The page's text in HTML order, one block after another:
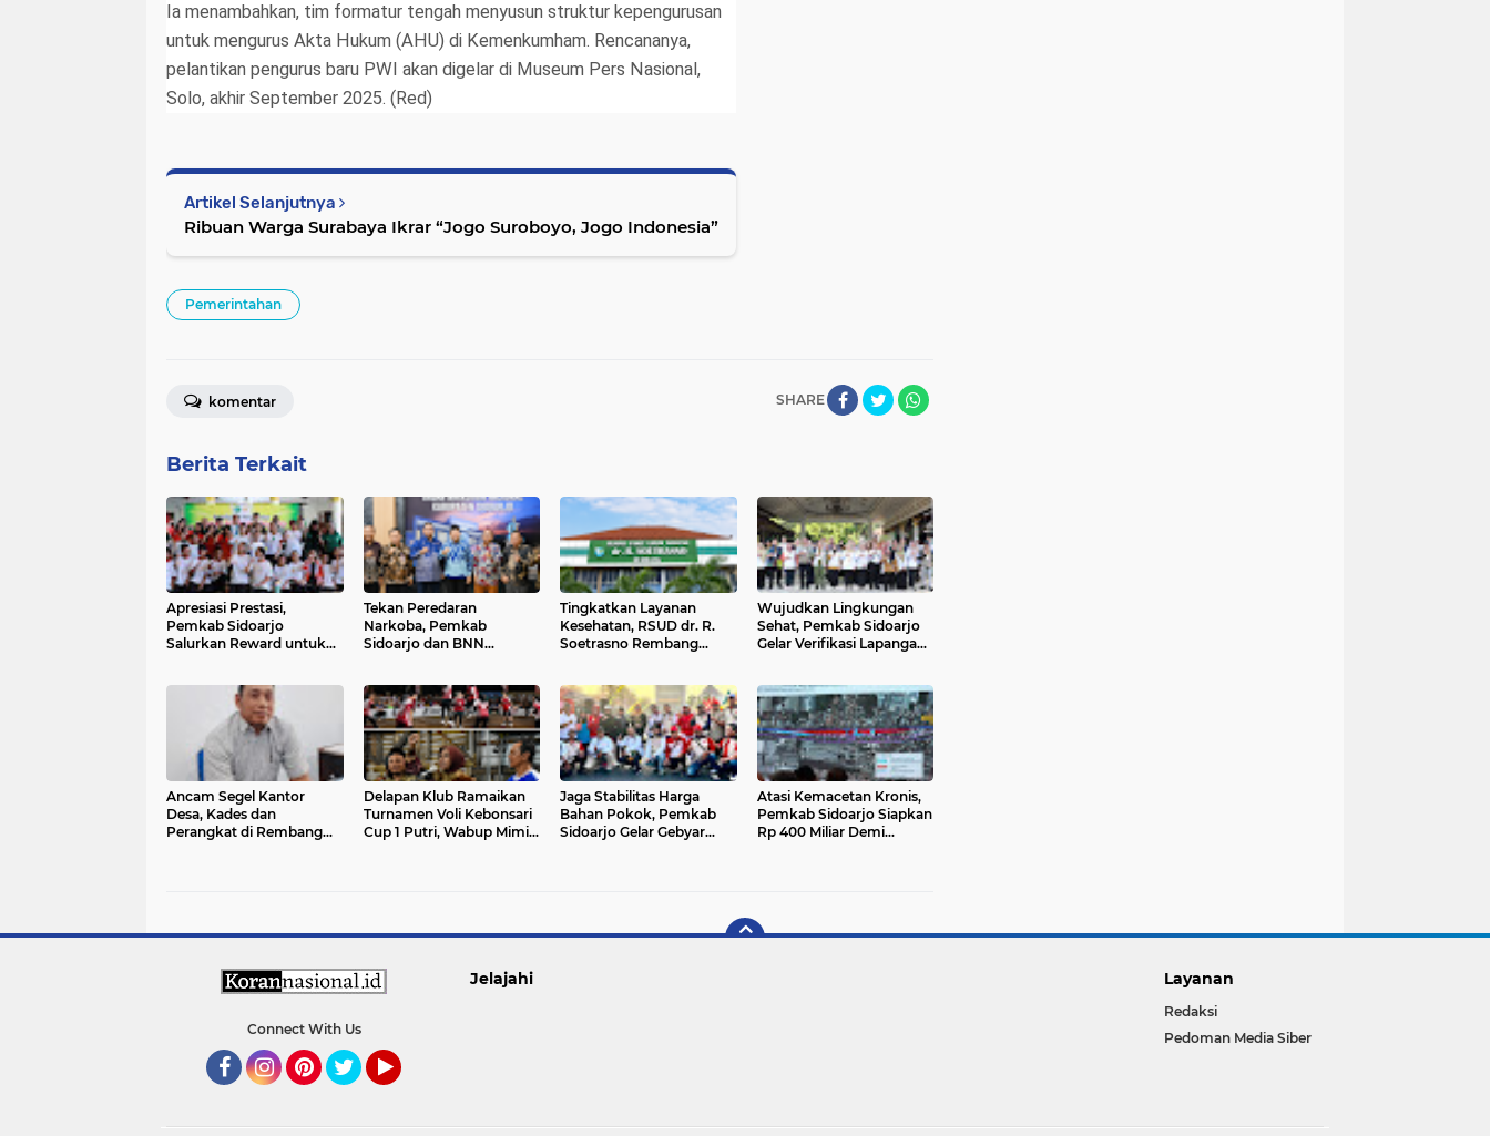
Ia menambahkan, tim formatur tengah menyusun struktur kepengurusan
untuk mengurus Akta Hukum (AHU) di Kemenkumham. Rencananya,
pelantikan pengurus baru PWI akan digelar di Museum Pers Nasional,
Solo, akhir September 2025. (Red)
Artikel Selanjutnya
Ribuan Warga Surabaya Ikrar “Jogo Suroboyo, Jogo Indonesia”
Pemerintahan
SHARE
komentar
Berita Terkait
Apresiasi Prestasi,
Pemkab Sidoarjo
Salurkan Reward untuk
Tekan Peredaran
Narkoba, Pemkab
Sidoarjo dan BNN
Tingkatkan Layanan
Kesehatan, RSUD dr. R.
Soetrasno Rembang
Penanganan Ambeien
Wujudkan Lingkungan
Sehat, Pemkab Sidoarjo
Gelar Verifikasi Lapangan
Ancam Segel Kantor
Desa, Kades dan
Perangkat di Rembang
Delapan Klub Ramaikan
Turnamen Voli Kebonsari
Cup 1 Putri, Wabup Mimik
Jaga Stabilitas Harga
Bahan Pokok, Pemkab
Sidoarjo Gelar Gebyar
Atasi Kemacetan Kronis,
Pemkab Sidoarjo Siapkan
Rp 400 Miliar Demi
Connect With Us
Jelajahi Layanan
Redaksi
Pedoman Media Siber